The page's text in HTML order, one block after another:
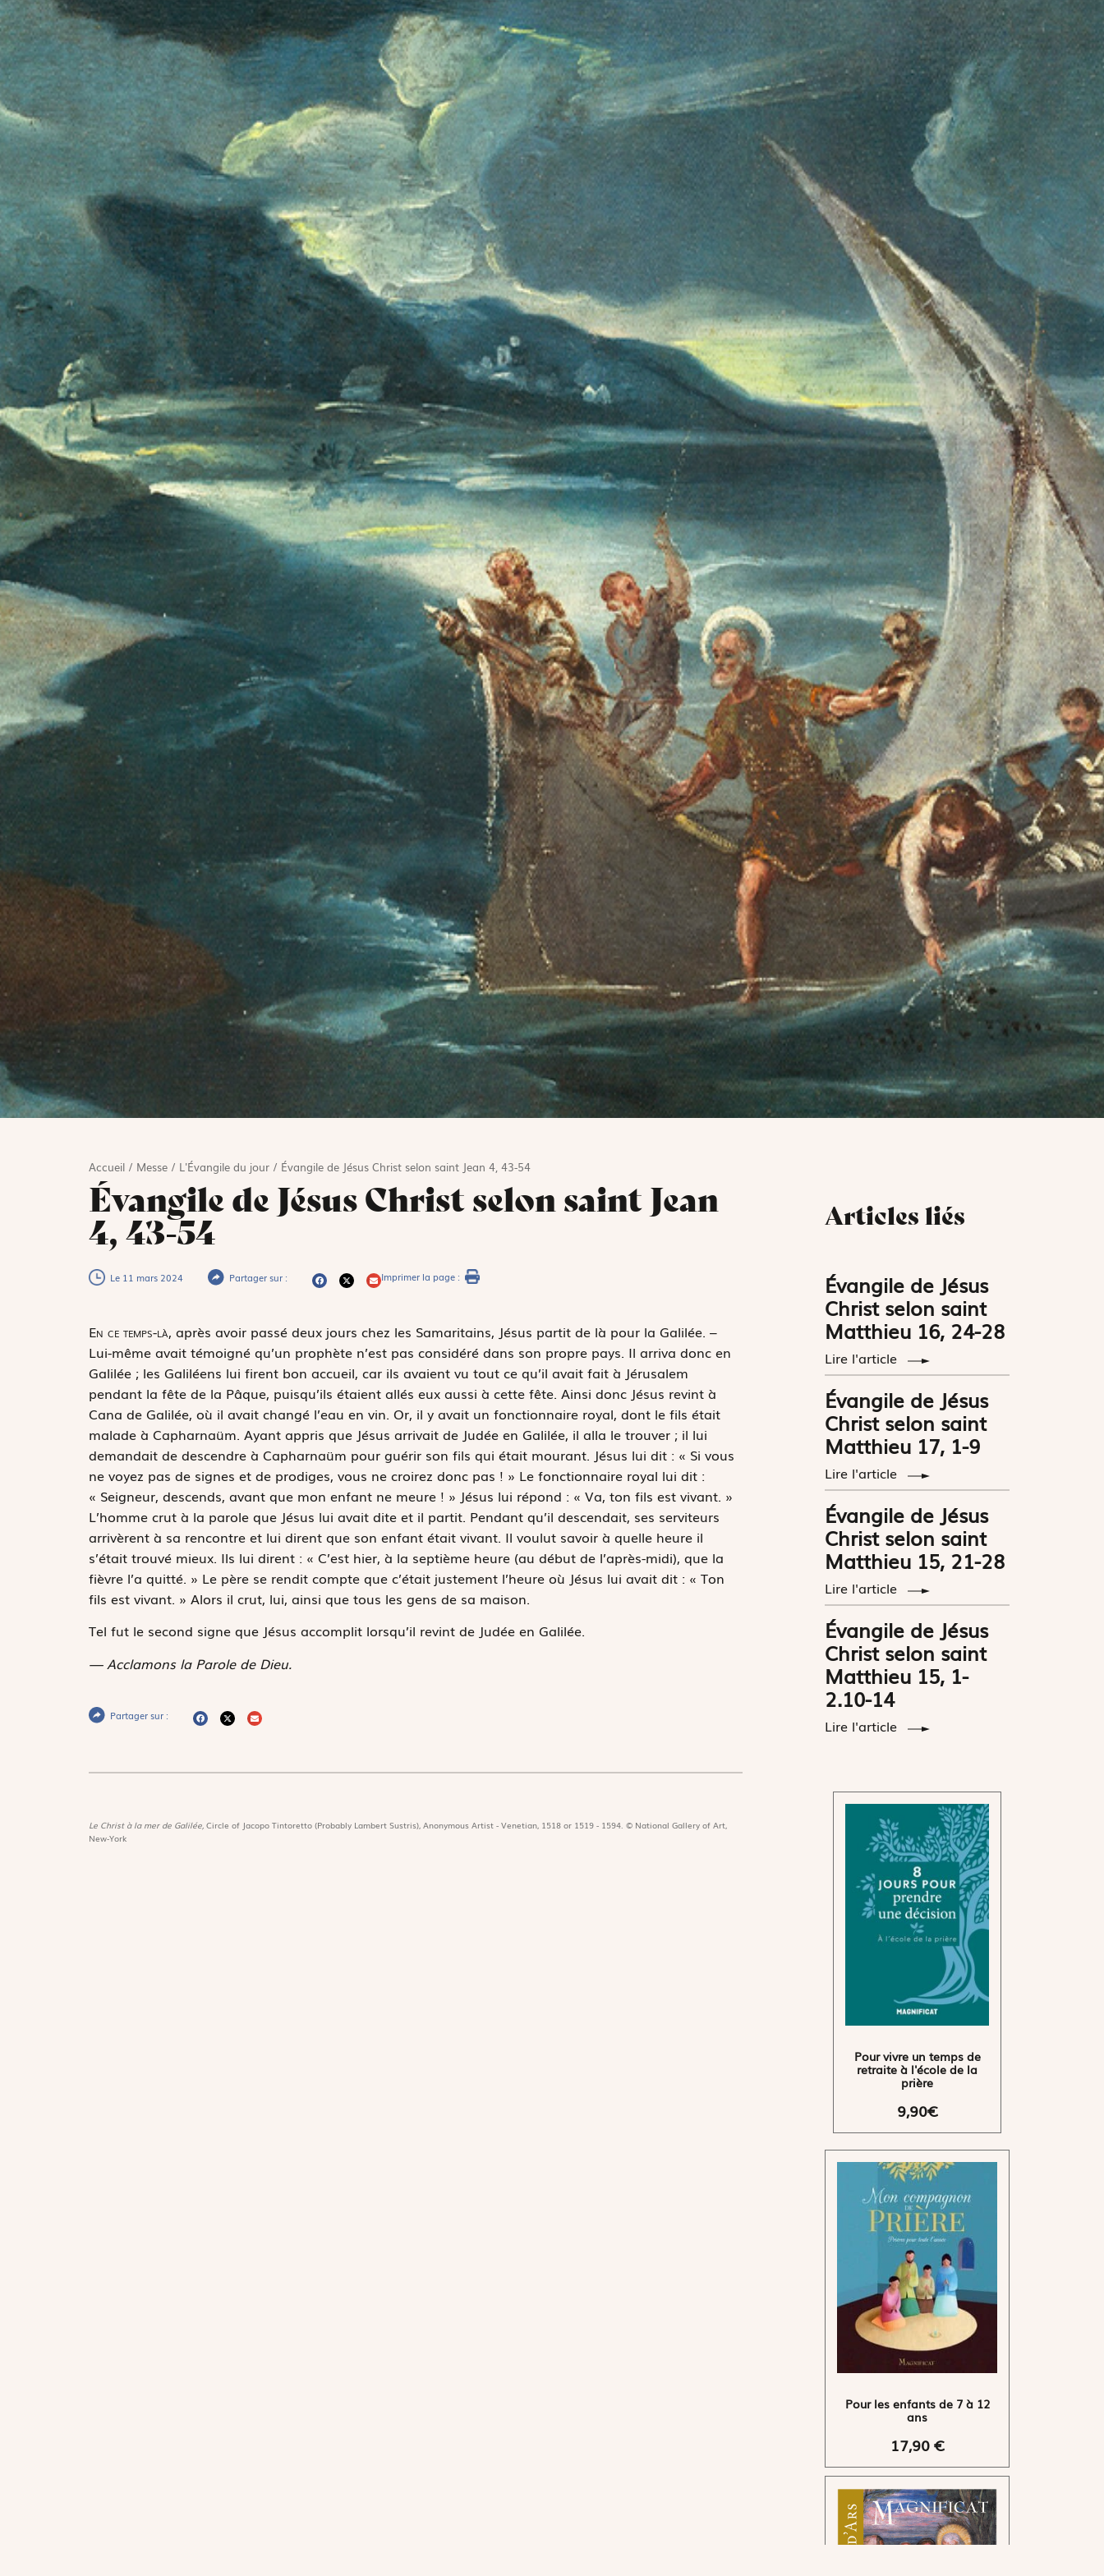
Accueil/ Messe/ L'Évangile du jour/ Évangile de Jésus Christ selon saint Jean 4, 43-54
Évangile de Jésus Christ selon saint Jean
4, 43-54
Le 11 mars 2024 Partager sur : Imprimer la page :
En ce temps-là, après avoir passé deux jours chez les Samaritains, Jésus partit de là pour la Galilée. –
Lui-même avait témoigné qu’un prophète n’est pas considéré dans son propre pays. Il arriva donc en
Galilée ; les Galiléens lui firent bon accueil, car ils avaient vu tout ce qu’il avait fait à Jérusalem
pendant la fête de la Pâque, puisqu’ils étaient allés eux aussi à cette fête. Ainsi donc Jésus revint à
Cana de Galilée, où il avait changé l’eau en vin. Or, il y avait un fonctionnaire royal, dont le fils était
malade à Capharnaüm. Ayant appris que Jésus arrivait de Judée en Galilée, il alla le trouver ; il lui
demandait de descendre à Capharnaüm pour guérir son fils qui était mourant. Jésus lui dit : « Si vous
ne voyez pas de signes et de prodiges, vous ne croirez donc pas ! » Le fonctionnaire royal lui dit :
« Seigneur, descends, avant que mon enfant ne meure ! » Jésus lui répond : « Va, ton fils est vivant. »
L’homme crut à la parole que Jésus lui avait dite et il partit. Pendant qu’il descendait, ses serviteurs
arrivèrent à sa rencontre et lui dirent que son enfant était vivant. Il voulut savoir à quelle heure il
s’était trouvé mieux. Ils lui dirent : « C’est hier, à la septième heure (au début de l’après-midi), que la
fièvre l’a quitté. » Le père se rendit compte que c’était justement l’heure où Jésus lui avait dit : « Ton
fils est vivant. » Alors il crut, lui, ainsi que tous les gens de sa maison.
Tel fut le second signe que Jésus accomplit lorsqu’il revint de Judée en Galilée.
— Acclamons la Parole de Dieu.
Partager sur :
Le Christ à la mer de Galilée, Circle of Jacopo Tintoretto (Probably Lambert Sustris), Anonymous Artist - Venetian, 1518 or 1519 - 1594. © National Gallery of Art,
New-York
Articles liés
Évangile de Jésus
Christ selon saint
Matthieu 16, 24-28
Lire l'article
Évangile de Jésus
Christ selon saint
Matthieu 17, 1-9
Lire l'article
Évangile de Jésus
Christ selon saint
Matthieu 15, 21-28
Lire l'article
Évangile de Jésus
Christ selon saint
Matthieu 15, 1-
2.10-14
Lire l'article
Pour vivre un temps de
retraite à l'école de la
prière
9,90€
Pour les enfants de 7 à 12
ans
17,90 €